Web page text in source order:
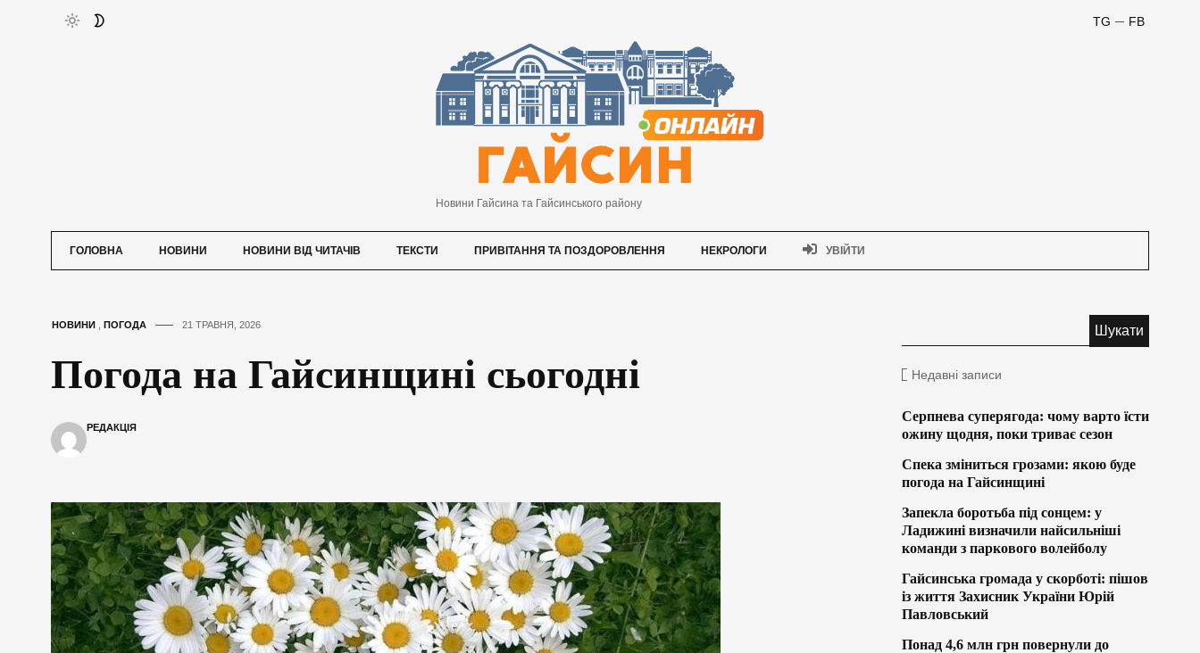
FB
TG
Новини Гайсина та Гайсинського району
ГОЛОВНА НОВИНИ НОВИНИ ВІД ЧИТАЧІВ ТЕКСТИ ПРИВІТАННЯ ТА ПОЗДОРОВЛЕННЯ НЕКРОЛОГИ УВІЙТИ
НОВИНИ ПОГОДА 21 ТРАВНЯ, 2026
Погода на Гайсинщині сьогодні
РЕДАКЦІЯ
Недавні записи
Серпнева суперягода: чому варто їсти
ожину щодня, поки триває сезон
Спека зміниться грозами: якою буде
погода на Гайсинщині
Запекла боротьба під сонцем: у
Ладижині визначили найсильніші
команди з паркового волейболу
Гайсинська громада у скорботі: пішов
із життя Захисник України Юрій
Павловський
Понад 4,6 млн грн повернули до